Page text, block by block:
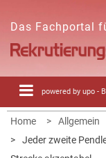
content
Das Fachportal
powered by upo -
Home
Allgemein
Jeder zweite